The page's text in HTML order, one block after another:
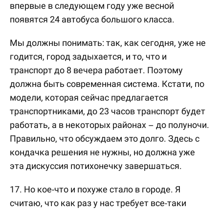
впервые в следующем году уже весной
появятся 24 автобуса большого класса.
Мы должны понимать: так, как сегодня, уже не
годится, город задыхается, и то, что и
транспорт до 8 вечера работает. Поэтому
должна быть современная система. Кстати, по
модели, которая сейчас предлагается
транспортниками, до 23 часов транспорт будет
работать, а в некоторых районах – до полуночи.
Правильно, что обсуждаем это долго. Здесь с
кондачка решения не нужны, но должна уже
эта дискуссия потихонечку завершаться.
17. Но кое-что и похуже стало в городе. Я
считаю, что как раз у нас требует все-таки